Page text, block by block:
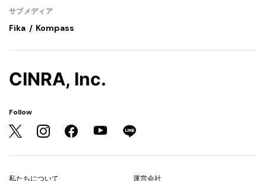
サブメディア
Fika Kompass
CINRA, Inc.
Follow
私たちについて 運営会社